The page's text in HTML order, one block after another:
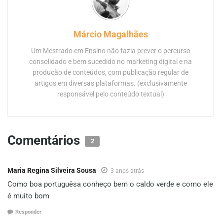
Márcio Magalhães
Um Mestrado em Ensino não fazia prever o percurso
consolidado e bem sucedido no marketing digital e na
produção de conteúdos, com publicação regular de
artigos em diversas plataformas. (exclusivamente
responsável pelo conteúdo textual)
Comentários 2
Maria Regina Silveira Sousa 3 anos atrás
Como boa portuguêsa conheço bem o caldo verde e como ele
é muito bom
Responder